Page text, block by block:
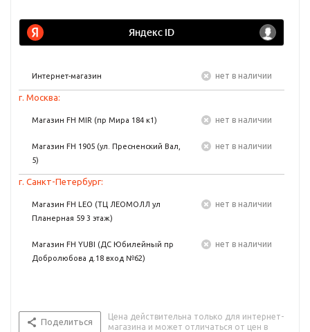
Интернет-магазин Нет в наличии
г. Москва:
Магазин FH MIR (пр Мира 184 к1) Нет в наличии
Магазин FH 1905 (ул. Пресненский Вал,
5)
Нет в наличии
г. Санкт-Петербург:
Магазин FH LEO (ТЦ ЛЕОМОЛЛ ул
Планерная 59 3 этаж)
Нет в наличии
Магазин FH YUBI (ДС Юбилейный пр
Добролюбова д.18 вход №62)
Нет в наличии
Поделиться
Цена действительна только для интернет-
магазина и может отличаться от цен в